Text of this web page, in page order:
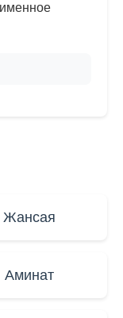
Жансая
Аминат